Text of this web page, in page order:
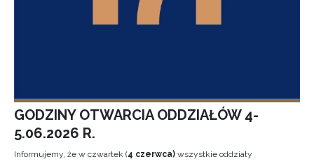
GODZINY OTWARCIA ODDZIAŁÓW 4-
5.06.2026 R.
Informujemy, że w czwartek (4 czerwca) wszystkie oddziały